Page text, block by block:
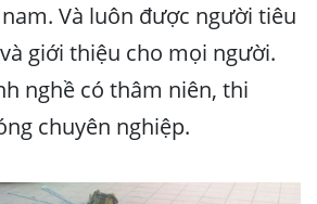
Và luôn được người tiêu
giới thiệu cho mọi người.
nghề có thâm niên, thi
chuyên nghiệp.